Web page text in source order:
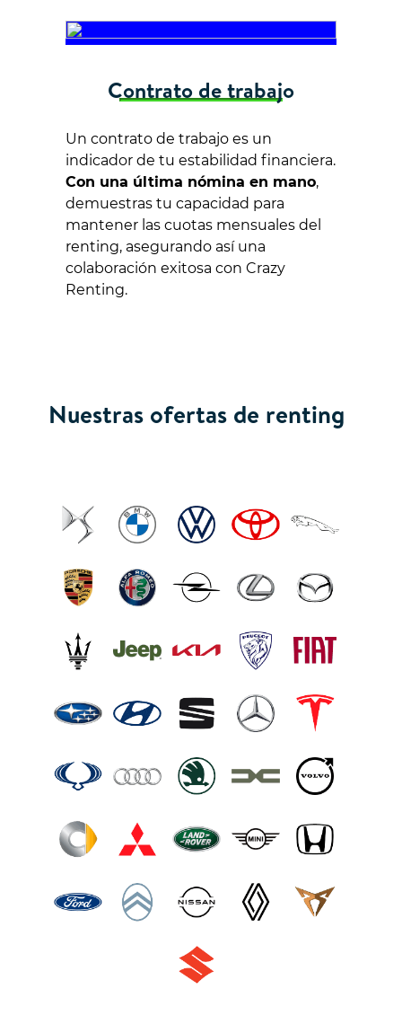
Contrato de trabajo
Un contrato de trabajo es un
indicador de tu estabilidad financiera.
Con una última nómina en mano,
demuestras tu capacidad para
mantener las cuotas mensuales del
renting, asegurando así una
colaboración exitosa con Crazy
Renting.
Nuestras ofertas de renting